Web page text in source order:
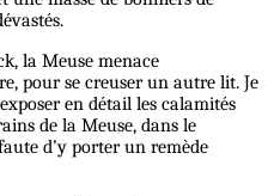
la Meuse menace
pour se creuser un autre lit. Je
en détail les calamités
de la Meuse, dans le
d’y porter un remède